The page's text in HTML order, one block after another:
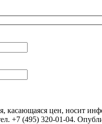
касающаяся цен, носит
+7 (495) 320-01-04.